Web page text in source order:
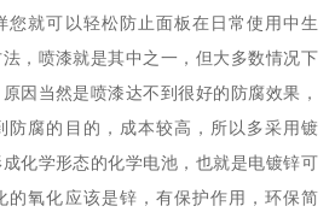
您就可以轻松防止面板在日常使用中生
，喷漆就是其中之一，但大多数情况下
因当然是喷漆达不到很好的防腐效果，
防腐的目的，成本较高，所以多采用镀
化学形态的化学电池，也就是电镀锌可
的氧化应该是锌，有保护作用，环保简